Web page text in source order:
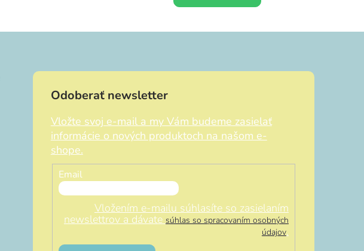
Odoberať newsletter
Vložte svoj e-mail a my Vám budeme zasielať
informácie o nových produktoch na našom e-
shope.
Email
Vložením e-mailu súhlasíte so zasielaním
newslettrov a dávate súhlas so spracovaním osobných
údajov.